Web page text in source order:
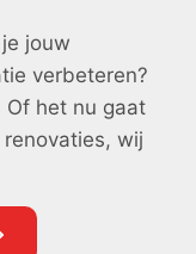
jouw
verbeteren?
Of het nu gaat
wij